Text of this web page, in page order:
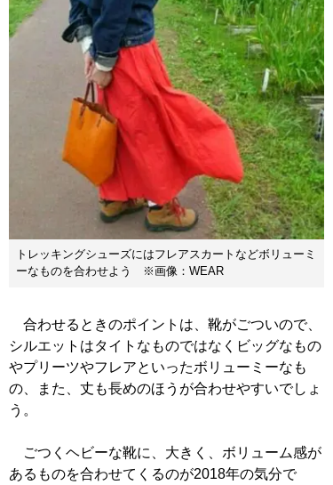
トレッキングシューズにはフレアスカートなどボリューミ
ーなものを合わせよう ※画像：WEAR
合わせるときのポイントは、靴がごついので、
シルエットはタイトなものではなくビッグなもの
やプリーツやフレアといったボリューミーなも
の、また、丈も長めのほうが合わせやすいでしょ
う。
ごつくヘビーな靴に、大きく、ボリューム感が
あるものを合わせてくるのが2018年の気分で